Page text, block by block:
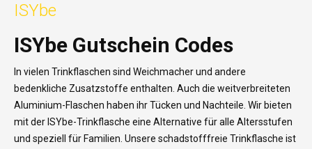
ISYbe
ISYbe Gutschein Codes
In vielen Trinkflaschen sind Weichmacher und andere
bedenkliche Zusatzstoffe enthalten. Auch die weitverbreiteten
Aluminium-Flaschen haben ihr Tücken und Nachteile. Wir bieten
mit der ISYbe-Trinkflasche eine Alternative für alle Altersstufen
und speziell für Familien. Unsere schadstofffreie Trinkflasche ist